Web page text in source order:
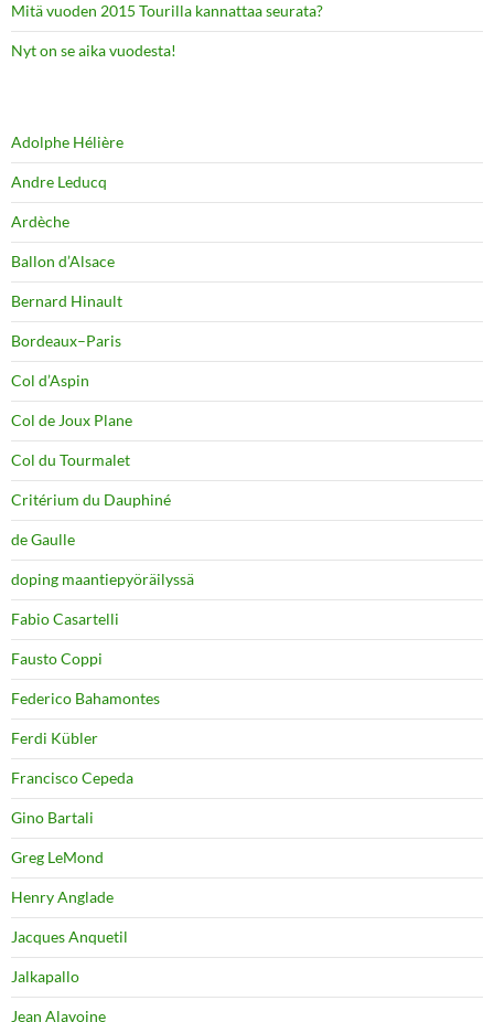
Mitä vuoden 2015 Tourilla kannattaa seurata?
Nyt on se aika vuodesta!
Adolphe Hélière
Andre Leducq
Ardèche
Ballon d’Alsace
Bernard Hinault
Bordeaux–Paris
Col d’Aspin
Col de Joux Plane
Col du Tourmalet
Critérium du Dauphiné
de Gaulle
doping maantiepyöräilyssä
Fabio Casartelli
Fausto Coppi
Federico Bahamontes
Ferdi Kübler
Francisco Cepeda
Gino Bartali
Greg LeMond
Henry Anglade
Jacques Anquetil
Jalkapallo
Jean Alavoine